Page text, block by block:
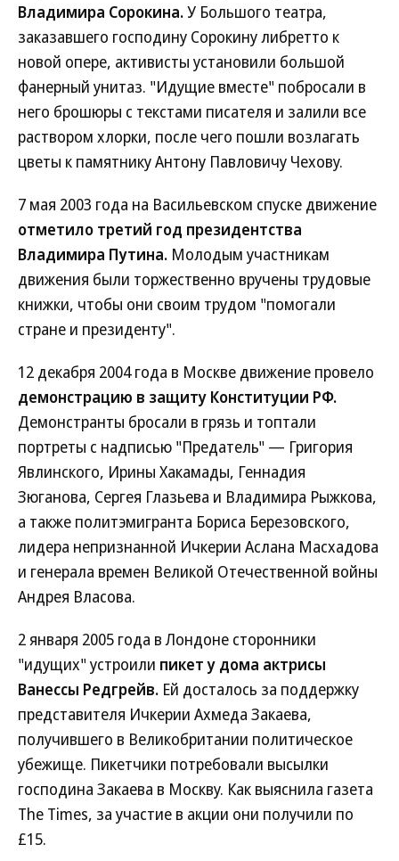
Владимира Сорокина.У Большого театра,
заказавшего господину Сорокину либретто к
новой опере, активисты установили большой
фанерный унитаз. "Идущие вместе" побросали в
него брошюры с текстами писателя и залили все
раствором хлорки, после чего пошли возлагать
цветы к памятнику Антону Павловичу Чехову.
7 мая 2003 года на Васильевском спуске движение
отметило третий год президентства
Владимира Путина. Молодым участникам
движения были торжественно вручены трудовые
книжки, чтобы они своим трудом "помогали
стране и президенту".
12 декабря 2004 года в Москве движение провело
демонстрацию в защиту Конституции РФ.
Демонстранты бросали в грязь и топтали
портреты с надписью "Предатель" — Григория
Явлинского, Ирины Хакамады, Геннадия
Зюганова, Сергея Глазьева и Владимира Рыжкова,
а также политэмигранта Бориса Березовского,
лидера непризнанной Ичкерии Аслана Масхадова
и генерала времен Великой Отечественной войны
Андрея Власова.
2 января 2005 года в Лондоне сторонники
"идущих" устроили пикет у дома актрисы
Ванессы Редгрейв. Ей досталось за поддержку
представителя Ичкерии Ахмеда Закаева,
получившего в Великобритании политическое
убежище. Пикетчики потребовали высылки
господина Закаева в Москву. Как выяснила газета
The Times, за участие в акции они получили по
£15.